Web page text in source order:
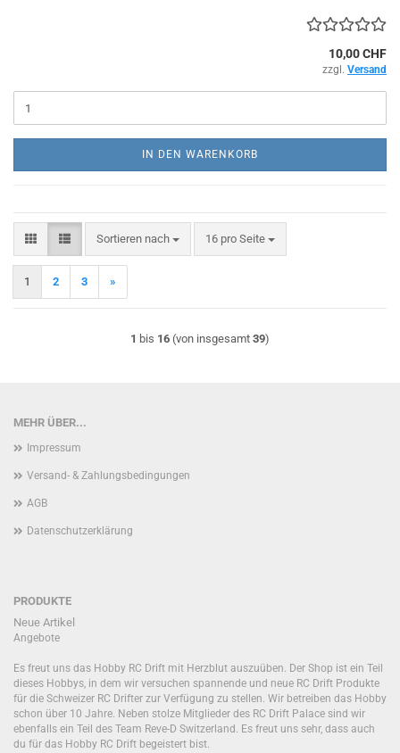
10,00 CHF
zzgl. Versand
IN DEN WARENKORB
Sortieren nach
Sortieren nach 16 pro Seite
pro Seite
1 2 3 »
1 bis 16 (von insgesamt 39)
MEHR ÜBER...
Impressum
Versand- & Zahlungsbedingungen
AGB
Datenschutzerklärung
PRODUKTE
Neue Artikel
Angebote
Es freut uns das Hobby RC Drift mit Herzblut auszuüben. Der Shop ist ein Teil
dieses Hobbys, in dem wir versuchen spannende und neue RC Drift Produkte
für die Schweizer RC Drifter zur Verfügung zu stellen. Wir betreiben das Hobby
schon über 10 Jahre. Neben stolze Mitglieder des RC Drift Palace sind wir
ebenfalls ein Teil des Team Reve-D Switzerland. Es freut uns sehr, dass auch
du für das Hobby RC Drift begeistert bist.